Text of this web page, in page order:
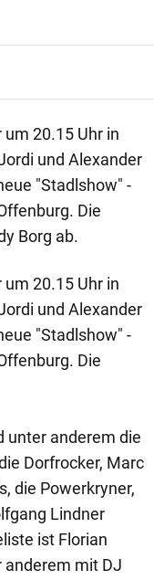
20.15 Uhr in
und Alexander
"Stadlshow" -
Die
Borg ab.
20.15 Uhr in
und Alexander
"Stadlshow" -
Die
unter anderem die
Dorfrocker, Marc
die Powerkryner,
Lindner
ist Florian
anderem mit DJ